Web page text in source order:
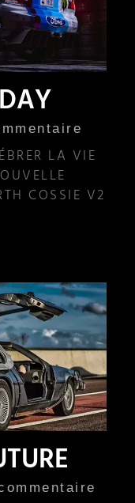
LA VIE
COSSIE V2